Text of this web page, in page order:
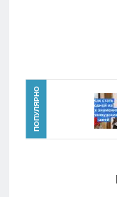
анализ
Видео
Главная
Новости
ПОПУЛЯРНО